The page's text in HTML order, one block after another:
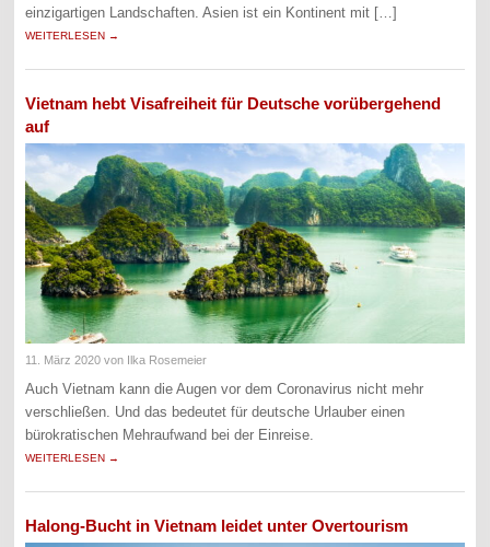
einzigartigen Landschaften. Asien ist ein Kontinent mit […]
WEITERLESEN →
Vietnam hebt Visafreiheit für Deutsche vorübergehend
auf
11. März 2020 von Ilka Rosemeier
Auch Vietnam kann die Augen vor dem Coronavirus nicht mehr
verschließen. Und das bedeutet für deutsche Urlauber einen
bürokratischen Mehraufwand bei der Einreise.
WEITERLESEN →
Halong-Bucht in Vietnam leidet unter Overtourism